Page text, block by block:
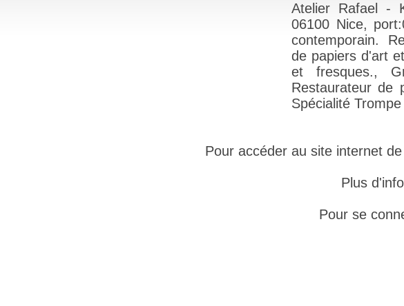
Atelier Rafael -
06100 Nice,
contemporain.
de papiers d'art
et fresques.,
Restaurateur de
Spécialité
Pour accéder au site internet
Plus
Pour se